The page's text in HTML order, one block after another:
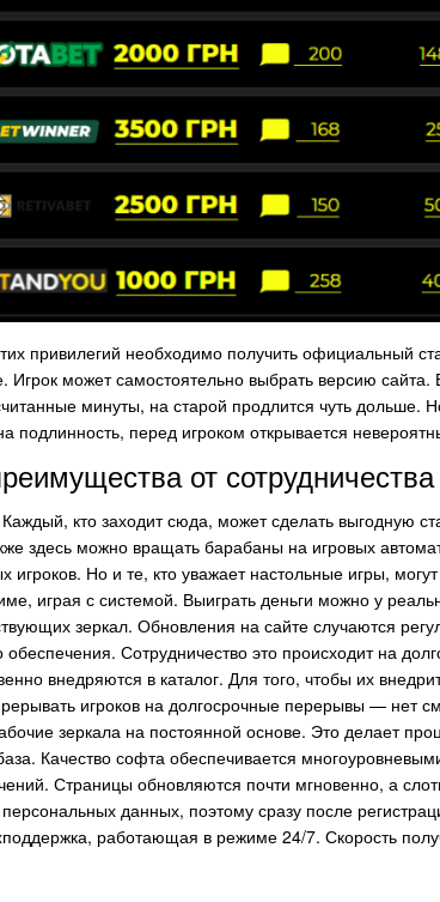
привилегий необходимо получить официальный
может самостоятельно выбрать версию
минуты, на старой продлится чуть дольше.
подлинность, перед игроком открывается
от сотрудничества
кто заходит сюда, может сделать выгодную
здесь можно вращать барабаны на игровых
игроков. Но и те, кто уважает настольные игры,
играя с системой. Выиграть деньги можно у
зеркал. Обновления на сайте случаются
обеспечения. Сотрудничество это происходит на
внедряются в каталог. Для того, чтобы их
игроков на долгосрочные перерывы — нет
зеркала на постоянной основе. Это делает
Качество софта обеспечивается
Страницы обновляются почти мгновенно, а
данных, поэтому сразу после
работающая в режиме 24/7. Скорость